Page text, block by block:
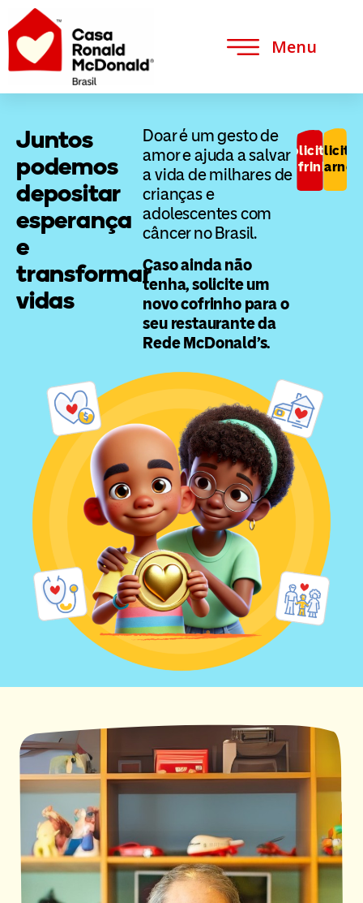
Menu
Juntos
podemos
depositar
esperança
e
transformar
vidas
Doar é um gesto de
amor e ajuda a salvar
a vida de milhares de
crianças e
adolescentes com
câncer no Brasil.
Caso ainda não
tenha, solicite um
novo cofrinho para o
seu restaurante da
Rede McDonald’s.
Solicitar
cofrinho
Solicitar
carnê